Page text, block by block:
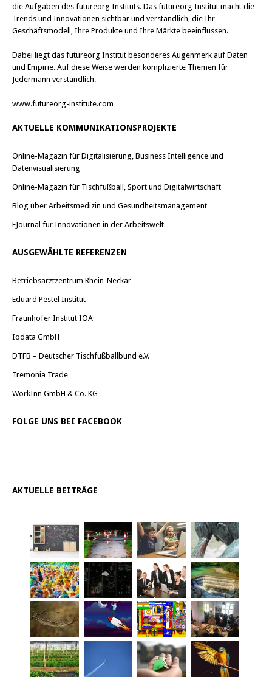
die Aufgaben des futureorg Instituts. Das futureorg Institut macht die
Trends und Innovationen sichtbar und verständlich, die Ihr
Geschäftsmodell, Ihre Produkte und Ihre Märkte beeinflussen.
Dabei liegt das futureorg Institut besonderes Augenmerk auf Daten
und Empirie. Auf diese Weise werden komplizierte Themen für
Jedermann verständlich.
www.futureorg-institute.com
AKTUELLE KOMMUNIKATIONSPROJEKTE
Online-Magazin für Digitalisierung, Business Intelligence und
Datenvisualisierung
Online-Magazin für Tischfußball, Sport und Digitalwirtschaft
Blog über Arbeitsmedizin und Gesundheitsmanagement
EJournal für Innovationen in der Arbeitswelt
AUSGEWÄHLTE REFERENZEN
Betriebsarztzentrum Rhein-Neckar
Eduard Pestel Institut
Fraunhofer Institut IOA
Iodata GmbH
DTFB – Deutscher Tischfußballbund e.V.
Tremonia Trade
WorkInn GmbH & Co. KG
FOLGE UNS BEI FACEBOOK
AKTUELLE BEITRÄGE